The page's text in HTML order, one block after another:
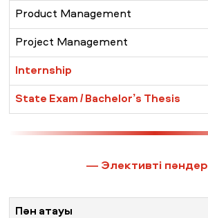
Product Management
Project Management
Internship
State Exam / Bachelor’s Thesis
— Элективті пәндер
Пән атауы